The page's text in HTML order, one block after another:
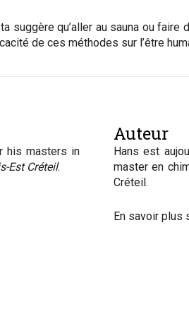
qu’aller au sauna ou faire
de ces méthodes sur l’être
Auteur
his masters in
Est Créteil.
Hans est
master en
Créteil.
En savoir plus